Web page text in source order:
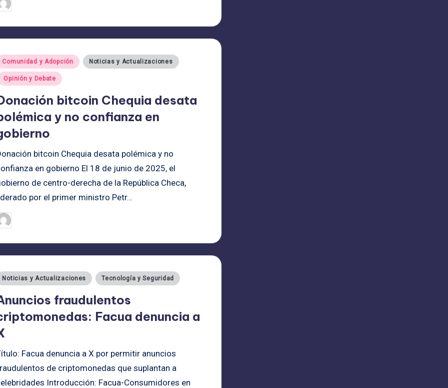
Comunidad y Adopción Noticias y Actualizaciones
Opinión y Debate
bitcoin Chequia desata
y no confianza en
bitcoin Chequia desata polémica y no
en gobierno El 18 de junio de 2025, el
de centro-derecha de la República Checa,
por el primer ministro Petr…
Noticias y Actualizaciones Tecnología y Seguridad
fraudulentos
Facua denuncia a
Facua denuncia a X por permitir anuncios
de criptomonedas que suplantan a
Introducción: Facua-Consumidores en